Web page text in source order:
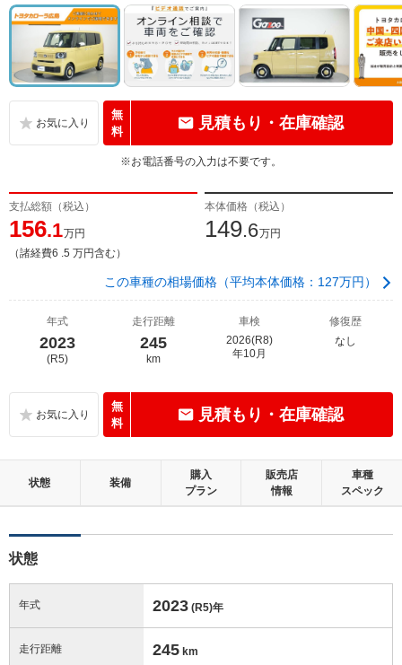
無
料
見積もり・在庫確認
※お電話番号の入力は不要です。
支払総額（税込）
156.1万円
（諸経費6 .5 万円含む）
本体価格（税込）
149.6万円
この車種の相場価格（平均本体価格：127万円）
年式
2023
(R5)
走行距離
245
km
車検
2026(R8)
年10月
修復歴
なし
無
料
見積もり・在庫確認
状態 装備
購入
プラン
販売店
情報
車種
スペック
状態
年式 2023 (R5)年
走行距離 245 km